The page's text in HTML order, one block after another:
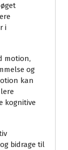
i
motion,
og
kan
kognitive
bidrage til